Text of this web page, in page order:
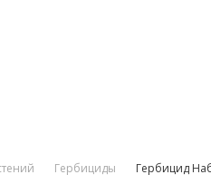
Гербициды Гербицид